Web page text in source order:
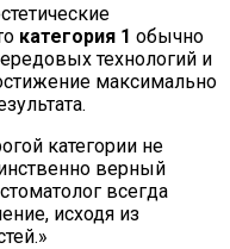
категория 1 обычно
технологий и
максимально
категории не
верный
всегда
исходя из